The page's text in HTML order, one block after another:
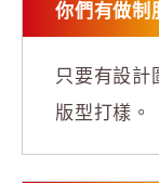
你們有做制
只要有設計
版型打樣。